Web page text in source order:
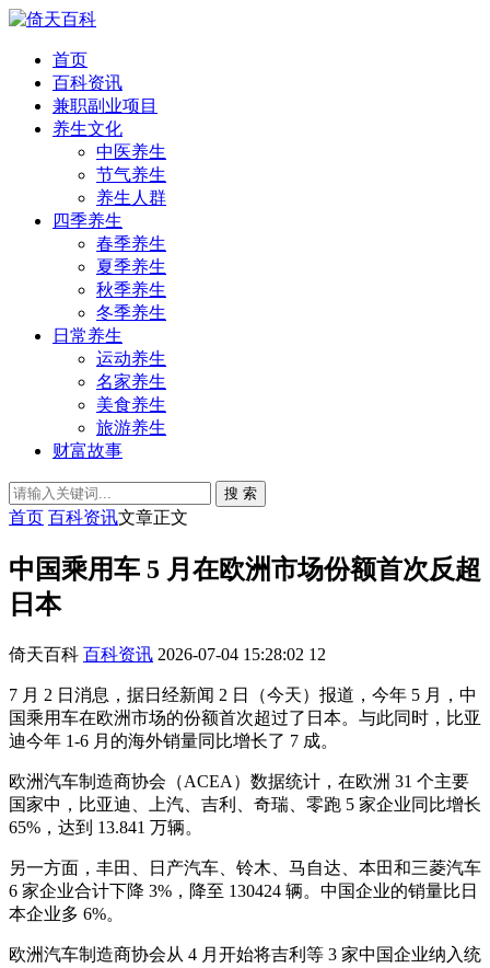
首页
百科资讯
兼职副业项目
养生文化
中医养生
节气养生
养生人群
四季养生
春季养生
夏季养生
秋季养生
冬季养生
日常养生
运动养生
名家养生
美食养生
旅游养生
财富故事
搜 索
首页 百科资讯文章正文
中国乘用车 5 月在欧洲市场份额首次反超
日本
倚天百科 百科资讯 2026-07-04 15:28:02 12
7 月 2 日消息，据日经新闻 2 日（今天）报道，今年 5 月，中
国乘用车在欧洲市场的份额首次超过了日本。与此同时，比亚
迪今年 1-6 月的海外销量同比增长了 7 成。
欧洲汽车制造商协会（ACEA）数据统计，在欧洲 31 个主要
国家中，比亚迪、上汽、吉利、奇瑞、零跑 5 家企业同比增长
65%，达到 13.841 万辆。
另一方面，丰田、日产汽车、铃木、马自达、本田和三菱汽车
6 家企业合计下降 3%，降至 130424 辆。中国企业的销量比日
本企业多 6%。
欧洲汽车制造商协会从 4 月开始将吉利等 3 家中国企业纳入统